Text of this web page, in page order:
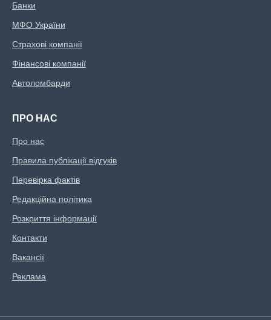
Банки
МФО України
Страхові компанії
Фінансові компанії
Автоломбарди
ПРО НАС
Про нас
Правила публікації відгуків
Перевірка фактів
Редакційна політика
Розкриття інформації
Контакти
Вакансії
Реклама